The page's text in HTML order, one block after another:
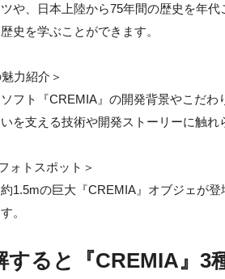
や、日本上陸から75年間の歴史を年
史を学ぶことができます。
力紹介＞
フト『CREMIA』の開発背景やこだわ
を支える技術や開発ストーリーに触れ
ォトスポット＞
1.5mの巨大『CREMIA』オブジェが
。
すると『CREMIA』3